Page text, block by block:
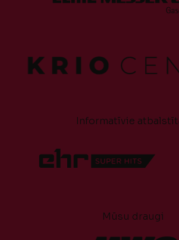
Informatīvie
Mūsu draugi